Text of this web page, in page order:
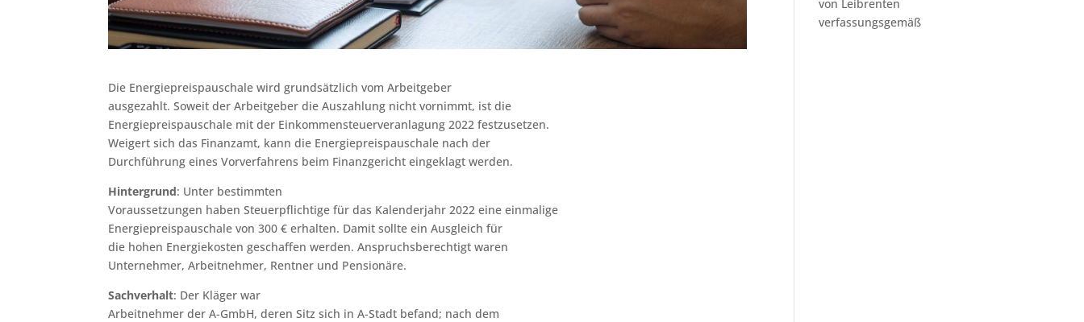
Die Energiepreispauschale wird grundsätzlich vom Arbeitgeber
ausgezahlt. Soweit der Arbeitgeber die Auszahlung nicht vornimmt, ist die
Energiepreispauschale mit der Einkommensteuerveranlagung 2022 festzusetzen.
Weigert sich das Finanzamt, kann die Energiepreispauschale nach der
Durchführung eines Vorverfahrens beim Finanzgericht eingeklagt werden.
Hintergrund: Unter bestimmten
Voraussetzungen haben Steuerpflichtige für das Kalenderjahr 2022 eine einmalige
Energiepreispauschale von 300 € erhalten. Damit sollte ein Ausgleich für
die hohen Energiekosten geschaffen werden. Anspruchsberechtigt waren
Unternehmer, Arbeitnehmer, Rentner und Pensionäre.
Sachverhalt: Der Kläger war
Arbeitnehmer der A-GmbH, deren Sitz sich in A-Stadt befand; nach dem
von Leibrenten
verfassungsgemäß